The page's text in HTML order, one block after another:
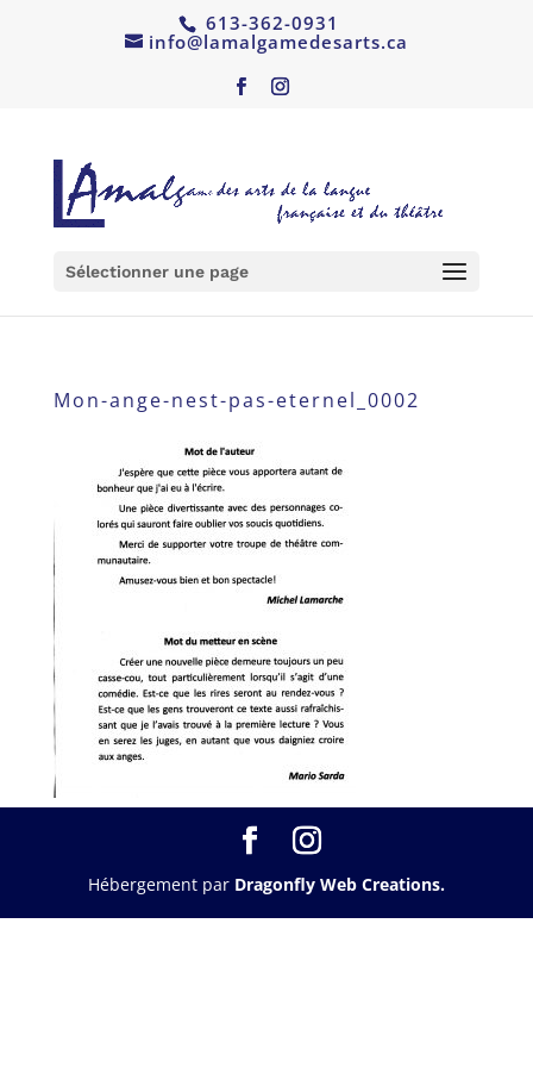
613-362-0931
info@lamalgamedesarts.ca
Sélectionner une page
Mon-ange-nest-pas-eternel_0002
Hébergement par Dragonfly Web Creations.